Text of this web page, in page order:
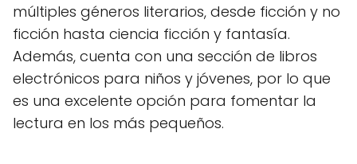
múltiples géneros literarios, desde ficción y no
ficción hasta ciencia ficción y fantasía.
Además, cuenta con una sección de libros
electrónicos para niños y jóvenes, por lo que
es una excelente opción para fomentar la
lectura en los más pequeños.